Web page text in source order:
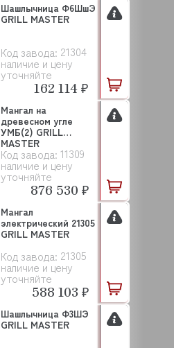
Код завода: 21304
наличие и цену
уточняйте
Шашлычница Ф6ШшЭ
GRILL MASTER
162 114 ₽
Код завода: 11309
наличие и цену
уточняйте
Мангал на
древесном угле
УМБ(2) GRILL
MASTER
876 530 ₽
Код завода: 21305
наличие и цену
уточняйте
Мангал
электрический 21305
GRILL MASTER
588 103 ₽
Шашлычница Ф3ШЭ
GRILL MASTER